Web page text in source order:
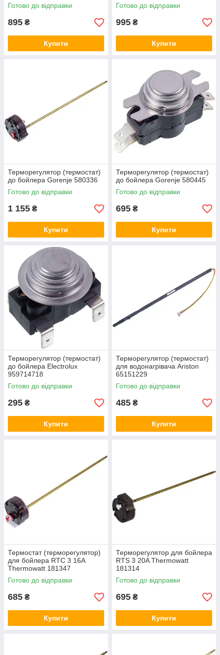
Готово до відправки
895 ₴
Купити
Готово до відправки
995 ₴
Купити
Терморегулятор (термостат)
до бойлера Gorenje 580336
Готово до відправки
1 155 ₴
Купити
Терморегулятор (термостат)
до бойлера Gorenje 580445
Готово до відправки
695 ₴
Купити
Терморегулятор (термостат)
до бойлера Electrolux
959714718
Готово до відправки
295 ₴
Купити
Терморегулятор (термостат)
для водонагрівача Ariston
65151229
Готово до відправки
485 ₴
Купити
Термостат (терморегулятор)
для бойлера RTC 3 16A
Thermowatt 181347
Готово до відправки
685 ₴
Купити
Терморегулятор для бойлера
RTS 3 20A Thermowatt
181314
Готово до відправки
695 ₴
Купити